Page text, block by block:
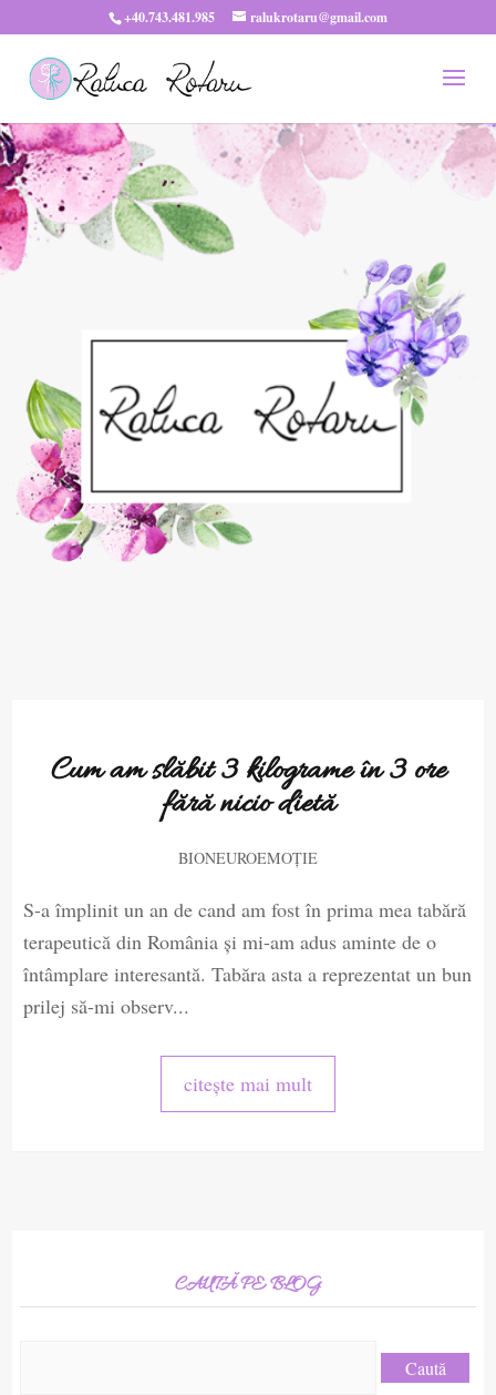
+40.743.481.985 ralukrotaru@gmail.com
Cum am slăbit 3 kilograme în 3 ore
fără nicio dietă
BIONEUROEMOȚIE
S-a împlinit un an de cand am fost în prima mea tabără
terapeutică din România și mi-am adus aminte de o
întâmplare interesantă. Tabăra asta a reprezentat un bun
prilej să-mi observ...
citește mai mult
CAUTĂ PE BLOG